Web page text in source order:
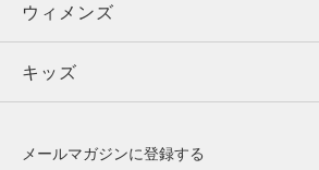
ウィメンズ
キッズ
トップス
ボトムス
ウィメンズ
トップス
キッズ
メールマガジンに登録する